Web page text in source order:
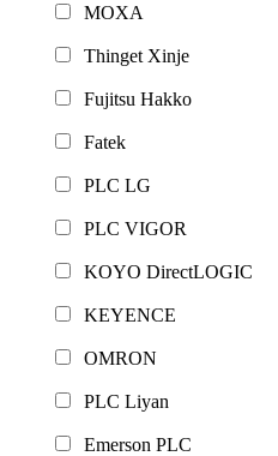
MOXA
Thinget Xinje
Fujitsu Hakko
Fatek
PLC LG
PLC VIGOR
KOYO DirectLOGIC
KEYENCE
OMRON
PLC Liyan
Emerson PLC